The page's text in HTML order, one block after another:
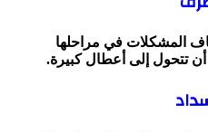
المشكلات في مراحلها
أن تتحول إلى أعطال كبيرة.